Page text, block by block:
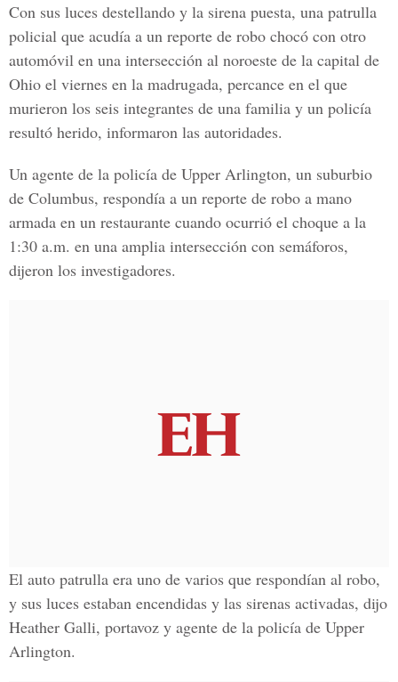
Con sus luces destellando y la sirena puesta, una patrulla
policial que acudía a un reporte de robo chocó con otro
automóvil en una intersección al noroeste de la capital de
Ohio el viernes en la madrugada, percance en el que
murieron los seis integrantes de una familia y un policía
resultó herido, informaron las autoridades.
Un agente de la policía de Upper Arlington, un suburbio
de Columbus, respondía a un reporte de robo a mano
armada en un restaurante cuando ocurrió el choque a la
1:30 a.m. en una amplia intersección con semáforos,
dijeron los investigadores.
El auto patrulla era uno de varios que respondían al robo,
y sus luces estaban encendidas y las sirenas activadas, dijo
Heather Galli, portavoz y agente de la policía de Upper
Arlington.